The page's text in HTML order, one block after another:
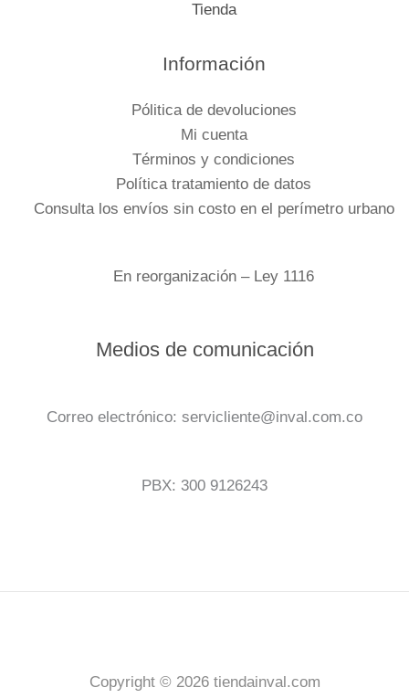
Tienda
Información
Pólitica de devoluciones
Mi cuenta
Términos y condiciones
Política tratamiento de datos
Consulta los envíos sin costo en el perímetro urbano
En reorganización – Ley 1116
Medios de comunicación
Correo electrónico: servicliente@inval.com.co
PBX: 300 9126243
Copyright © 2026 tiendainval.com